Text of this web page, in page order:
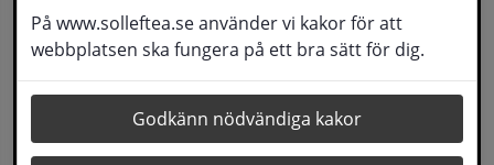
På www.solleftea.se använder vi kakor för att
webbplatsen ska fungera på ett bra sätt för dig.
Godkänn nödvändiga kakor
Välkommen till
Skedoms förskola!
Skedoms förskola ligger i utkanten av ett
villaområde på Remslesidan med cirka 3